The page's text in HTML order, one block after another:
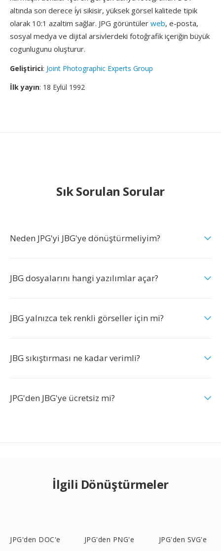
altında son derece i̇yi sikisir, yüksek görsel kalitede tipik
olarak 10:1 azaltim sağlar. JPG görüntüler web, e-posta,
sosyal medya ve dijital arsivlerdeki fotoğrafik içeriğin büyük
cogunlugunu oluşturur.
Geliştirici: Joint Photographic Experts Group
İlk yayın: 18 Eylül 1992
Sık Sorulan Sorular
Neden JPG'yi JBG'ye dönüştürmeliyim?
JBG dosyalarını hangi yazılımlar açar?
JBG yalnızca tek renkli görseller için mi?
JBG sıkıştırması ne kadar verimli?
JPG'den JBG'ye ücretsiz mi?
İlgili Dönüştürmeler
JPG'den DOC'e JPG'den PNG'e JPG'den SVG'e